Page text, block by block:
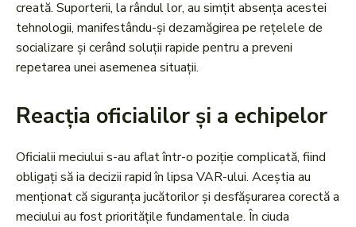
creată. Suporterii, la rândul lor, au simțit absența acestei
tehnologii, manifestându-și dezamăgirea pe rețelele de
socializare și cerând soluții rapide pentru a preveni
repetarea unei asemenea situații.
Reacția oficialilor și a echipelor
Oficialii meciului s-au aflat într-o poziție complicată, fiind
obligați să ia decizii rapid în lipsa VAR-ului. Aceștia au
menționat că siguranța jucătorilor și desfășurarea corectă a
meciului au fost prioritățile fundamentale. În ciuda